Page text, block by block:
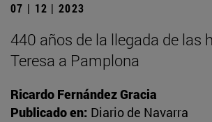
07 | 12 | 2023
440 años de la llegada de las
Teresa a Pamplona
Ricardo Fernández Gracia
Publicado en: Diario de Navarra